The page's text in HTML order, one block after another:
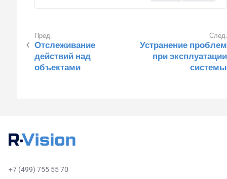
Отслеживание
действий над
объектами
Устранение проблем
при эксплуатации
системы
+7 (499) 755 55 70